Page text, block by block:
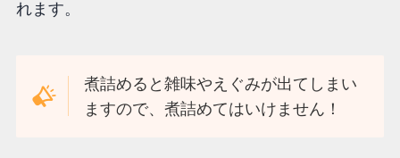
れます。
煮詰めると雑味やえぐみが出てしまい
ますので、煮詰めてはいけません！